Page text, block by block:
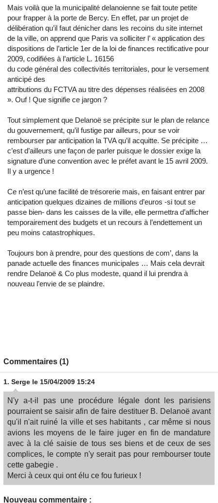
Mais voilà que la municipalité delanoienne se fait toute petite
pour frapper à la porte de Bercy. En effet, par un projet de
délibération qu’il faut dénicher dans les recoins du site internet
de la ville, on apprend que Paris va solliciter l’ « application des
dispositions de l’article 1er de la loi de finances rectificative pour
2009, codifiées à l’article L. 16156
du code général des collectivités territoriales, pour le versement
anticipé des
attributions du FCTVA au titre des dépenses réalisées en 2008
». Ouf ! Que signifie ce jargon ?
Tout simplement que Delanoë se précipite sur le plan de relance
du gouvernement, qu’il fustige par ailleurs, pour se voir
rembourser par anticipation la TVA qu’il acquitte. Se précipite …
c’est d’ailleurs une façon de parler puisque le dossier exige la
signature d’une convention avec le préfet avant le 15 avril 2009.
Il y a urgence !
Ce n’est qu’une facilité de trésorerie mais, en faisant entrer par
anticipation quelques dizaines de millions d’euros -si tout se
passe bien- dans les caisses de la ville, elle permettra d’afficher
temporairement des budgets et un recours à l’endettement un
peu moins catastrophiques.
Toujours bon à prendre, pour des questions de com’, dans la
panade actuelle des finances municipales … Mais cela devrait
rendre Delanoë & Co plus modeste, quand il lui prendra à
nouveau l’envie de se plaindre.
Commentaires (1)
1. Serge le 15/04/2009 15:24
N'y a-t-il pas une procédure légale dont les parisiens
pourraient se saisir afin de faire destituer B. Delanoë avant
qu'il n'ait ruiné la ville et ses habitants , car même si nous
avions les moyens de le faire juger en fin de mandature
avec à la clé saisie de tous ses biens et de ceux de ses
complices, le compte n'y serait pas pour rembourser toute
cette gabegie .
Merci à ceux qui ont élu ce fou furieux !
Nouveau commentaire :